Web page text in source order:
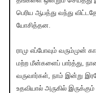
பெரிய ஆபத்து வந்து
யோசித்தன.
ராமு எப்போவும்
மற்ற மீன்களைப் பார்த்து,
வருவார்கள், நாம் இன்று
உதவியால் அருகில்